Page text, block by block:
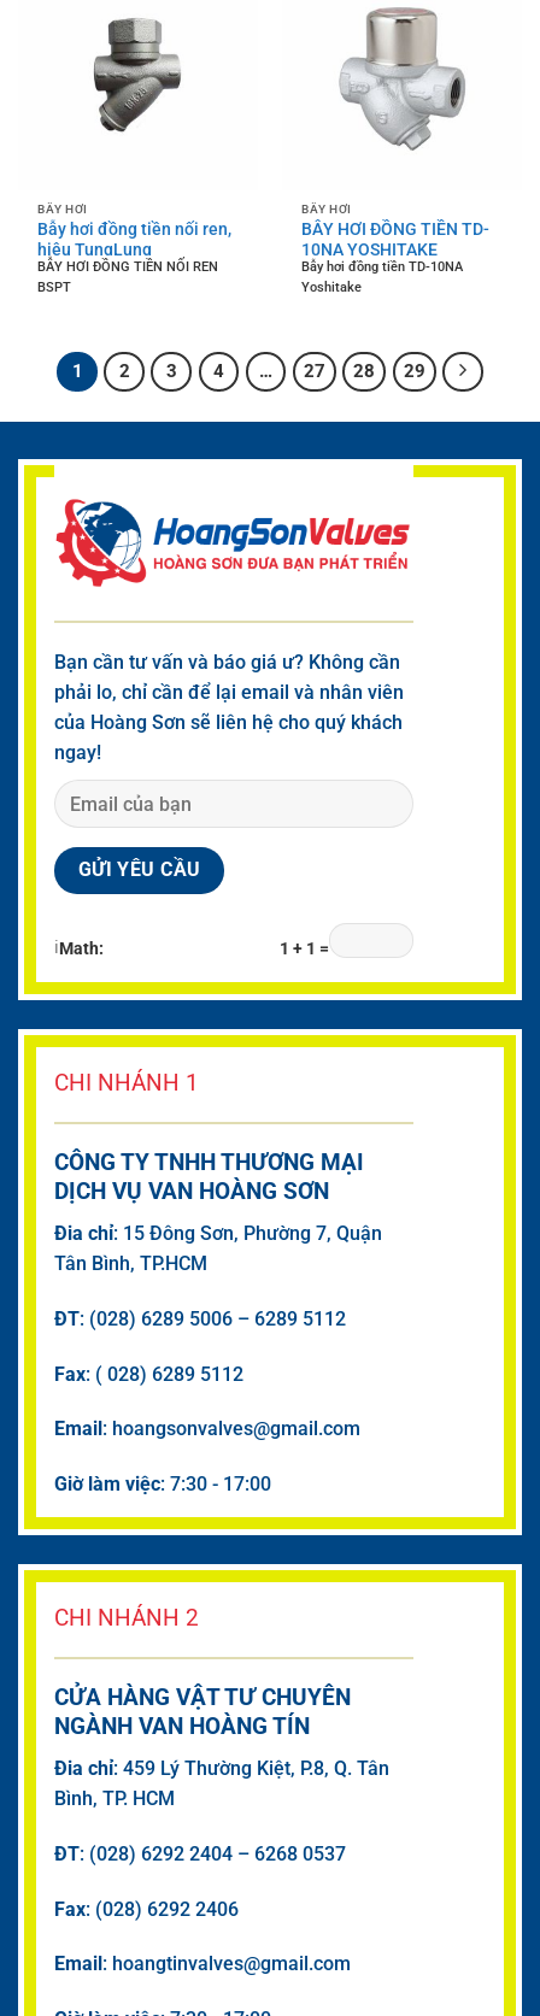
BẪY HƠI
Bẫy hơi đồng tiền nối ren,
hiệu TungLung
BẪY HƠI ĐỒNG TIỀN NỐI REN
BSPT
BẪY HƠI
BẪY HƠI ĐỒNG TIỀN TD-
10NA YOSHITAKE
Bẫy hơi đồng tiền TD-10NA
Yoshitake
1 2 3 4 … 27 28 29
Bạn cần tư vấn và báo giá ư? Không cần
phải lo, chỉ cần để lại email và nhân viên
của Hoàng Sơn sẽ liên hệ cho quý khách
ngay!
ℹMath: 1 + 1 =
CHI NHÁNH 1
CÔNG TY TNHH THƯƠNG MẠI
DỊCH VỤ VAN HOÀNG SƠN
Đia chỉ: 15 Đông Sơn, Phường 7, Quận
Tân Bình, TP.HCM
ĐT: (028) 6289 5006 – 6289 5112
Fax: ( 028) 6289 5112
Email : hoangsonvalves@gmail.com
Giờ làm việc: 7:30 - 17:00
CHI NHÁNH 2
CỬA HÀNG VẬT TƯ CHUYÊN
NGÀNH VAN HOÀNG TÍN
Đia chỉ: 459 Lý Thường Kiệt, P.8, Q. Tân
Bình, TP. HCM
ĐT: (028) 6292 2404 – 6268 0537
Fax: (028) 6292 2406
Email : hoangtinvalves@gmail.com